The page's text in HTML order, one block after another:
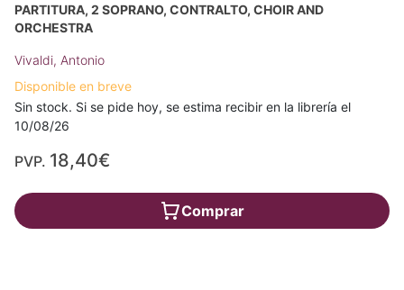
PARTITURA, 2 SOPRANO, CONTRALTO, CHOIR AND
ORCHESTRA
Vivaldi, Antonio
Disponible en breve
Sin stock. Si se pide hoy, se estima recibir en la librería el
10/08/26
PVP. 18,40€
Comprar